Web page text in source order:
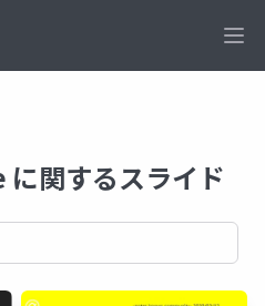
関するスライド